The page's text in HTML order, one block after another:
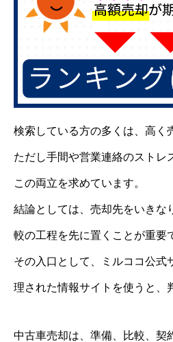
検索している方の多くは、高く
ただし手間や営業連絡のストレ
この両立を求めています。
結論としては、売却先をいきな
較の工程を先に置くことが重要
その入口として、ミルココ公式
理された情報サイトを使うと、
中古車売却は、準備、比較、契